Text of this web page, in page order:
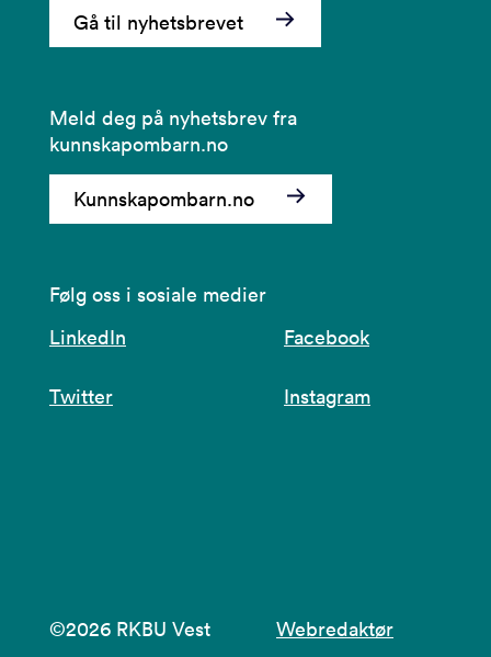
Gå til nyhetsbrevet
Meld deg på nyhetsbrev fra
kunnskapombarn.no
Kunnskapombarn.no
Følg oss i sosiale medier
LinkedIn
Facebook
Twitter Instagram
©2026 RKBU Vest Webredaktør